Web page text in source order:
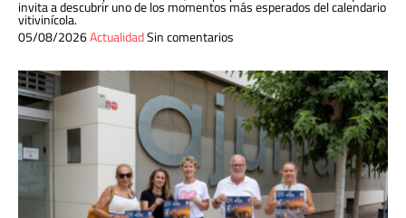
invita a descubrir uno de los momentos más esperados del calendario
vitivinícola.
05/08/2026ActualidadSin comentarios